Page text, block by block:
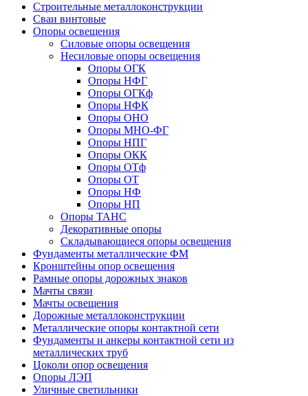
Строительные металлоконструкции
Сваи винтовые
Опоры освещения
Силовые опоры освещения
Несиловые опоры освещения
Опоры ОГК
Опоры НФГ
Опоры ОГКф
Опоры НФК
Опоры ОНО
Опоры МНО-ФГ
Опоры НПГ
Опоры ОКК
Опоры ОТф
Опоры ОТ
Опоры НФ
Опоры НП
Опоры ТАНС
Декоративные опоры
Складывающиеся опоры освещения
Фундаменты металлические ФМ
Кронштейны опор освещения
Рамные опоры дорожных знаков
Мачты связи
Мачты освещения
Дорожные металлоконструкции
Металлические опоры контактной сети
Фундаменты и анкеры контактной сети из
металлических труб
Цоколи опор освещения
Опоры ЛЭП
Уличные светильники